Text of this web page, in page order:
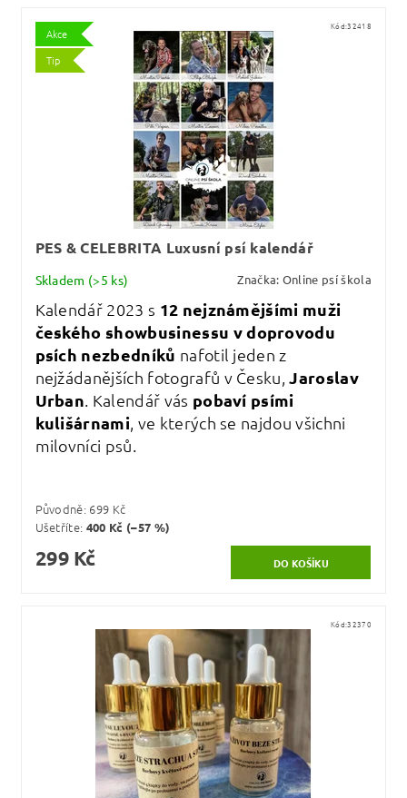
Akce
Tip
Kód:32418
PES & CELEBRITA Luxusní psí kalendář
Skladem (>5 ks) Značka: Online psí škola
Kalendář 2023 s 12 nejznámějšími muži
českého showbusinessu v doprovodu
psích nezbedníků nafotil jeden z
nejžádanějších fotografů v Česku,Jaroslav
Urban. Kalendář vás pobaví psími
kulišárnami, ve kterých se najdou všichni
milovníci psů.
Původně: 699 Kč
Ušetříte: 400 Kč (–57 %)
299 Kč
Kód:32370